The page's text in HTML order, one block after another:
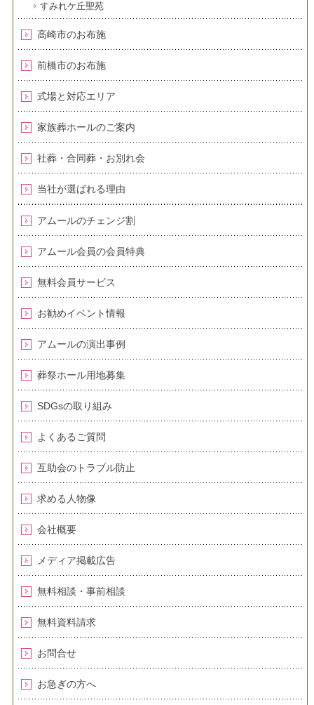
すみれケ丘聖苑
高崎市のお布施
前橋市のお布施
式場と対応エリア
家族葬ホールのご案内
社葬・合同葬・お別れ会
当社が選ばれる理由
アムールのチェンジ割
アムール会員の会員特典
無料会員サービス
お勧めイベント情報
アムールの演出事例
葬祭ホール用地募集
SDGsの取り組み
よくあるご質問
互助会のトラブル防止
求める人物像
会社概要
メディア掲載広告
無料相談・事前相談
無料資料請求
お問合せ
お急ぎの方へ